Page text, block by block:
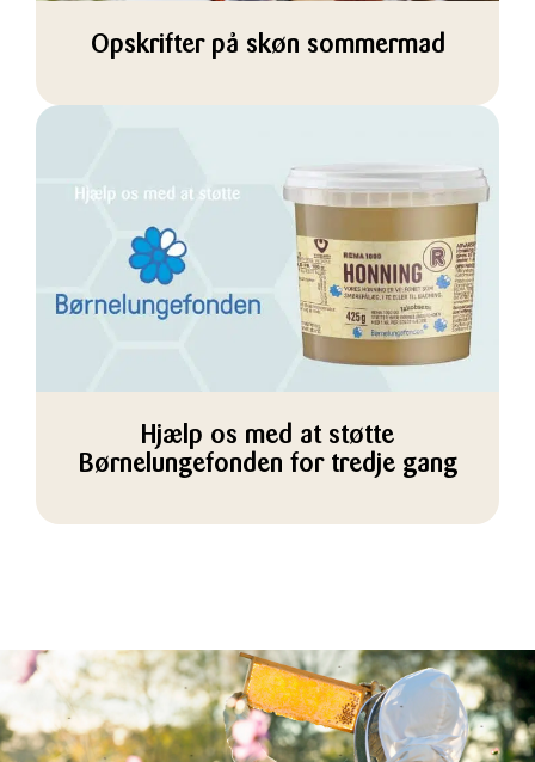
Opskrifter på skøn sommermad
Hjælp os med at støtte
Børnelungefonden for tredje gang